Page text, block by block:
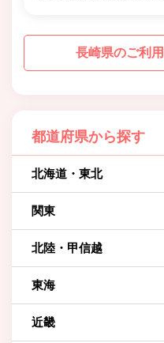
長崎県のご利
都道府県から探す
北海道・東北
関東
北陸・甲信越
東海
近畿